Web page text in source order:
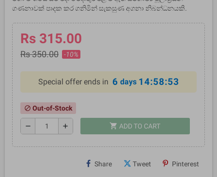
ගණනාවක් පාදක කර ගනිමින් සැකසුණ අගනා නිබන්ධනයකි.
Rs 315.00
Rs 350.00 -10%
Special offer ends in 6 days 14:58:53
block Out-of-Stock
remove add shopping_cart ADD TO CART
Share Tweet Pinterest